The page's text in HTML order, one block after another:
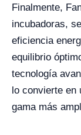
Finalmente,
incubadoras,
eficiencia
equilibrio
tecnología
lo convierte en
gama más